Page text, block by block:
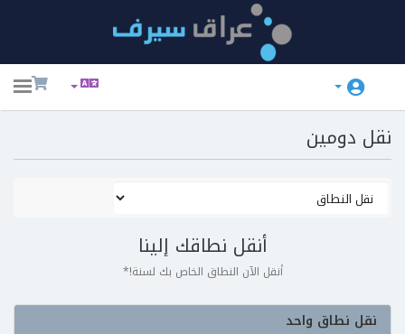
نقل دومين
أنقل نطاقك إلينا
أنقل الآن النطاق الخاص بك لسنة!*
نقل نطاق واحد